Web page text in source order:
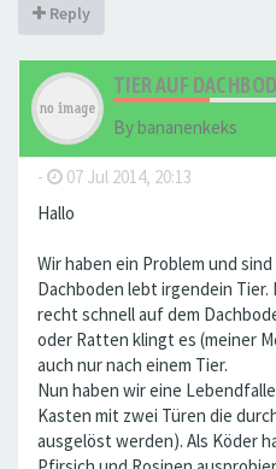
Reply
TIER AUF
By bananenkeks
- 07 Jul 2014, 20:13
Hallo
Wir haben ein Problem und
Dachboden lebt irgendein
recht schnell auf dem
oder Ratten klingt es (meiner
auch nur nach einem Tier.
Nun haben wir eine
Kasten mit zwei Türen die
ausgelöst werden). Als Köder